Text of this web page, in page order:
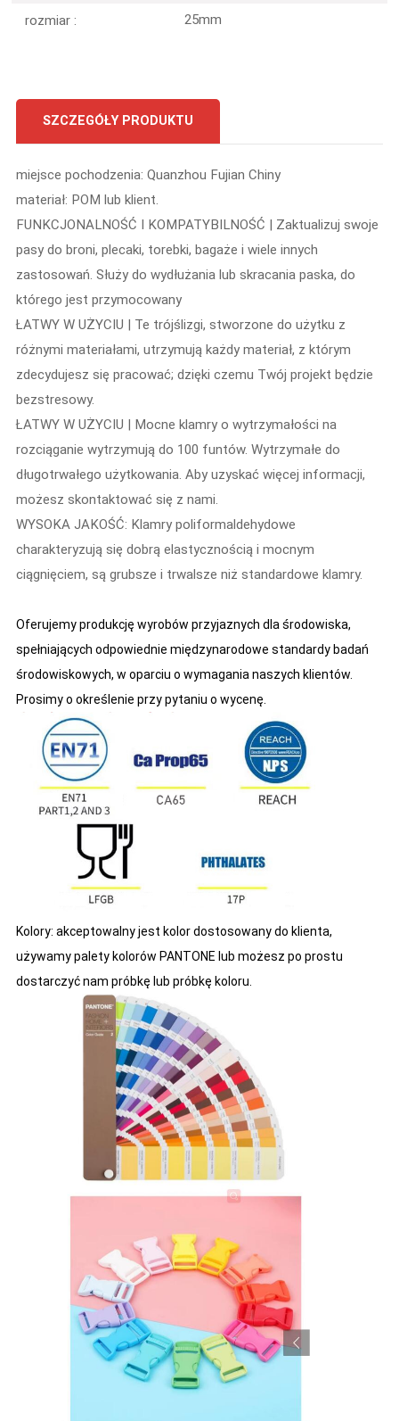
rozmiar : 25mm
SZCZEGÓŁY PRODUKTU
miejsce pochodzenia: Quanzhou Fujian Chiny
materiał: POM lub klient.
FUNKCJONALNOŚĆ I KOMPATYBILNOŚĆ | Zaktualizuj swoje
pasy do broni, plecaki, torebki, bagaże i wiele innych
zastosowań. Służy do wydłużania lub skracania paska, do
którego jest przymocowany
ŁATWY W UŻYCIU | Te trójślizgi, stworzone do użytku z
różnymi materiałami, utrzymują każdy materiał, z którym
zdecydujesz się pracować; dzięki czemu Twój projekt będzie
bezstresowy.
ŁATWY W UŻYCIU | Mocne klamry o wytrzymałości na
rozciąganie wytrzymują do 100 funtów. Wytrzymałe do
długotrwałego użytkowania. Aby uzyskać więcej informacji,
możesz skontaktować się z nami.
WYSOKA JAKOŚĆ: Klamry poliformaldehydowe
charakteryzują się dobrą elastycznością i mocnym
ciągnięciem, są grubsze i trwalsze niż standardowe klamry.
Oferujemy produkcję wyrobów przyjaznych dla środowiska,
spełniających odpowiednie międzynarodowe standardy badań
środowiskowych, w oparciu o wymagania naszych klientów.
Prosimy o określenie przy pytaniu o wycenę.
Kolory: akceptowalny jest kolor dostosowany do klienta,
używamy palety kolorów PANTONE lub możesz po prostu
dostarczyć nam próbkę lub próbkę koloru.